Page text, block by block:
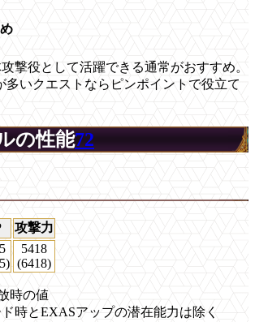
撃役として活躍できる通常がおすすめ。
多いクエストならピンポイントで役立て
の性能72
攻撃力
5418
(6418)
時の値
時とEXASアップの潜在能力は除く